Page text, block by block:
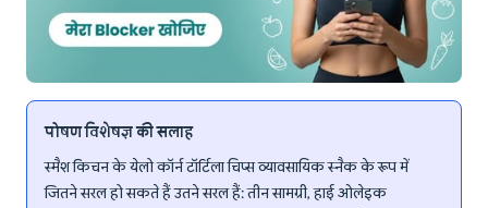
पोषण विशेषज्ञ की सलाह
स्मैश किचन के येलो कॉर्न टॉर्टिला चिप्स व्यावसायिक स्नैक के रूप में
जितने सरल हो सकते हैं उतने सरल हैं: तीन सामग्री, हाई ओलेइक